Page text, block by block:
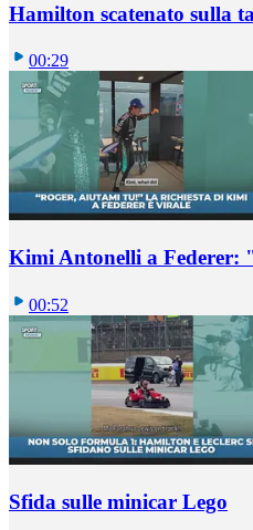
Hamilton scatenato sulla
00:29
Kimi Antonelli a
00:52
Sfida sulle minicar Lego